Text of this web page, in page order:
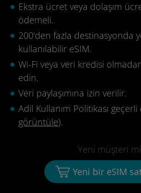
Ekstra ücret veya dolaşım
ödemeli.
200'den fazla destinasyonda
kullanılabilir eSIM.
Wi-Fi veya veri kredisi
edin.
Veri paylaşımına izin verilir.
Adil Kullanım Politikası
görüntüle).
Yeni müşteri
Yeni bir eSIM